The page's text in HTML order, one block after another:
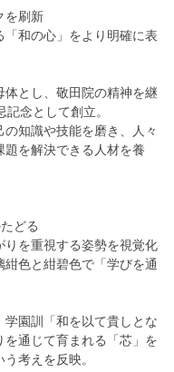
を刷新
「和の心」をより明確に表
体とし、敬田院の精神を継
念として創立。
の知識や技能を磨き、人々
を解決できる人材を養
どる
りを重視する姿勢を視覚化
色と紺碧色で「学びを通
学園訓「和を以て貴しとな
通じて育まれる「芯」を
考えを反映。